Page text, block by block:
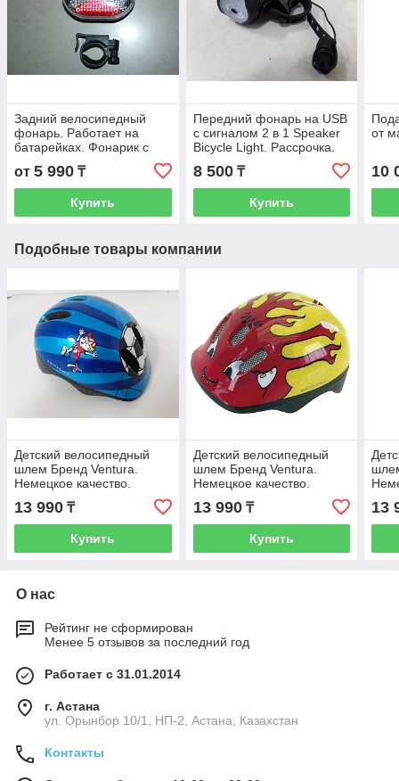
Задний велосипедный
фонарь. Работает на
батарейках. Фонарик с
эффектом катафота для
велосипеда. Велофара.
от 5 990 ₸
Купить
Передний фонарь на USB
с сигналом 2 в 1 Speaker
Bicycle Light. Рассрочка.
8 500₸
Купить
от
10
Подобные товары компании
Детский велосипедный
шлем Бренд Ventura.
Немецкое качество.
Рассрочка. Kaspi RED.
13 990 ₸
Купить
Детский велосипедный
шлем Бренд Ventura.
Немецкое качество.
Рассрочка. Kaspi RED
13 990₸
Купить
13
О нас
Рейтинг не сформирован
Менее 5 отзывов за последний год
Работает с 31.01.2014
г. Астана
ул. Орынбор 10/1, НП-2, Астана, Казахстан
Контакты